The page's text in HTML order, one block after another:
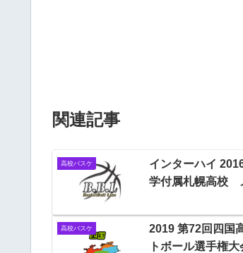
関連記事
高校バスケ
インターハイ
学付属札幌高校
高校バスケ
2019 第72回四国
トボール選手権大